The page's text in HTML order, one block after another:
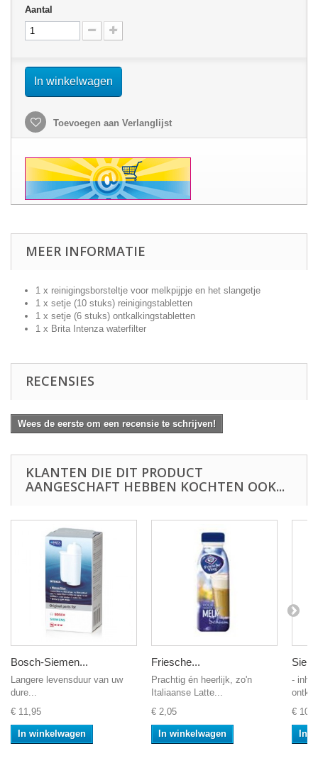
Aantal
In winkelwagen
Toevoegen aan Verlanglijst
MEER INFORMATIE
1 x reinigingsborsteltje voor melkpijpje en het slangetje
1 x setje (10 stuks) reinigingstabletten
1 x setje (6 stuks) ontkalkingstabletten
1 x Brita Intenza waterfilter
RECENSIES
Wees de eerste om een recensie te schrijven!
KLANTEN DIE DIT PRODUCT
AANGESCHAFT HEBBEN KOCHTEN OOK...
Bosch-Siemen...
Langere levensduur van uw
dure...
€ 11,95
In winkelwagen
Friesche...
Prachtig én heerlijk, zo'n
Italiaanse Latte...
€ 2,05
In winkelwagen
-
€
In